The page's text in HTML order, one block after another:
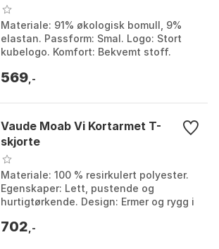
Materiale: 91% økologisk bomull, 9%
elastan. Passform: Smal. Logo: Stort
kubelogo. Komfort: Bekvemt stoff.
XXL.
569 ,-
Vaude Moab Vi Kortarmet T-
skjorte
Materiale: 100 % resirkulert polyester.
Egenskaper: Lett, pustende og
hurtigtørkende. Design: Ermer og rygg i
Miljøvennlig produks...
702 ,-